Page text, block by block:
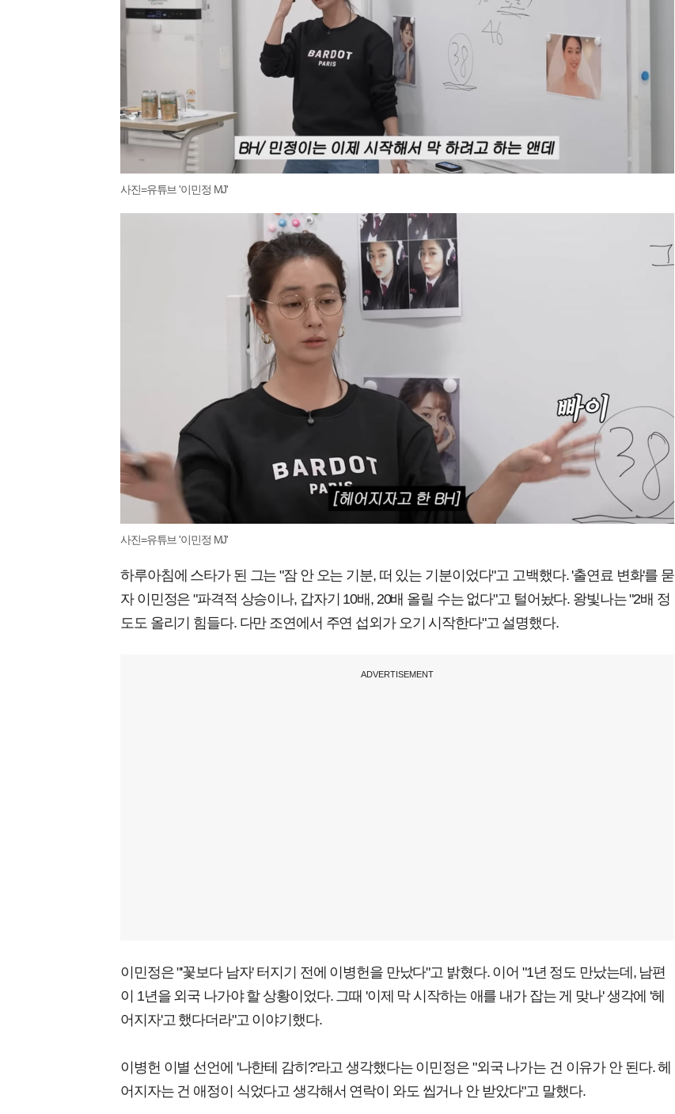
사진=유튜브 '이민정 MJ'
사진=유튜브 '이민정 MJ'
하루아침에 스타가 된 그는 "잠 안 오는 기분, 떠 있는 기분이었다"고 고백했다. '출연료 변화'를 묻
자 이민정은 "파격적 상승이나, 갑자기 10배, 20배 올릴 수는 없다"고 털어놨다. 왕빛나는 "2배 정
도도 올리기 힘들다. 다만 조연에서 주연 섭외가 오기 시작한다"고 설명했다.
ADVERTISEMENT
이민정은 "'꽃보다 남자' 터지기 전에 이병헌을 만났다"고 밝혔다. 이어 "1년 정도 만났는데, 남편
이 1년을 외국 나가야 할 상황이었다. 그때 '이제 막 시작하는 애를 내가 잡는 게 맞나' 생각에 '헤
어지자'고 했다더라"고 이야기했다.
이병헌 이별 선언에 '나한테 감히?'라고 생각했다는 이민정은 "외국 나가는 건 이유가 안 된다. 헤
어지자는 건 애정이 식었다고 생각해서 연락이 와도 씹거나 안 받았다"고 말했다.